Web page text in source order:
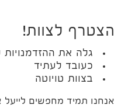
הצטרף לצוות!
גלה את ההזדמנויות
כעובד לעתיד
בצוות טויוטה
אנחנו תמיד מחפשים